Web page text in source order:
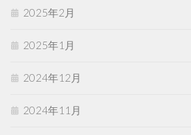
2025年2月
2025年1月
2024年12月
2024年11月